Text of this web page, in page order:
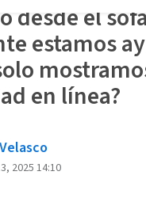
desde el
estamos
en línea?
2025 14:10